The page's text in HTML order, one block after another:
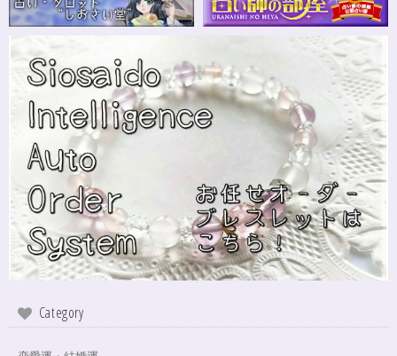
ありました きれいな石をありがとうございます⭐︎
シンデレラのパワーストーンブレスレット「夢は希むもの」✨ブルーカルセドニー16cm
ステンレス→水晶変更
2024/10/24
本日無事に、到着しました！ ワクワクしながら開封しました(*^^*) とって
もキレイな色合いで、手に取るとほんのり温かく感じ元気になる気がしま
す！リボンのメッセージも大事にします(*^^*)まさかのお名前が(芸名なの
でしょうかね？^^)同じでびっくり♡嬉しいです♡ 次回は、オーダーをお願
いしてみたいなと思いました！
インスピレーションの湧泉✨アクアオーラブレスレット15.5cm
2024/10/22
この度は、ご縁に感謝致します。 やはり、この色のアクアオーラに出会え
も、ずっーと見ていられますね。 素敵なブレスレットを、有難うございま
Category